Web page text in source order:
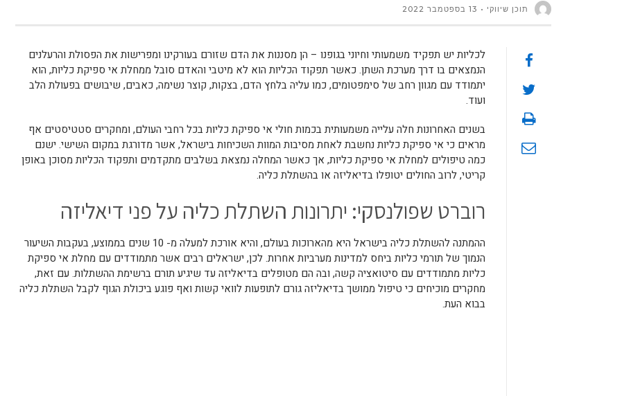
תוכן שיווקי 13 בספטמבר 2022
לכליות יש תפקיד משמעותי וחיוני בגופנו – הן מסננות את הדם שזורם בעורקינו ומפרישות את הפסולת והרעלנים
הנמצאים בו דרך מערכת השתן. כאשר תפקוד הכליות הוא לא מיטבי והאדם סובל ממחלת אי ספיקת כליות, הוא
יתמודד עם מגוון רחב של סימפטומים, כמו עליה בלחץ הדם, בצקות, קוצר נשימה, כאבים, שיבושים בפעולת הלב
ועוד.
בשנים האחרונות חלה עלייה משמעותית בכמות חולי אי ספיקת כליות בכל רחבי העולם, ומחקרים סטטיסטים אף
מראים כי אי ספיקת כליות נחשבת לאחת מסיבות המוות השכיחות בישראל, אשר מדורגת במקום השישי. ישנם
כמה טיפולים למחלת אי ספיקת כליות, אך כאשר המחלה נמצאת בשלבים מתקדמים ותפקוד הכליות מסוכן באופן
קריטי, לרוב החולים יטופלו בדיאליזה או בהשתלת כליה.
רוברט שפולנסקי: יתרונות השתלת כליה על פני דיאליזה
ההמתנה להשתלת כליה בישראל היא מהארוכות בעולם, והיא אורכת למעלה מ- 10 שנים בממוצע, בעקבות השיעור
הנמוך של תורמי כליות ביחס למדינות מערביות אחרות. לכן, ישראלים רבים אשר מתמודדים עם מחלת אי ספיקת
כליות מתמודדים עם סיטואציה קשה, ובה הם מטופלים בדיאליזה עד שיגיע תורם ברשימת ההשתלות. עם זאת,
מחקרים מוכיחים כי טיפול ממושך בדיאליזה גורם לתופעות לוואי קשות ואף פוגע ביכולת הגוף לקבל השתלת כליה
בבוא העת.